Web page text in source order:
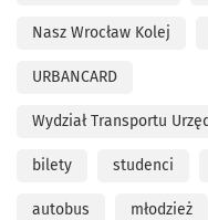
Nasz Wrocław Kolej
URBANCARD
Wydział Transportu
bilety studenci
autobus młodzież